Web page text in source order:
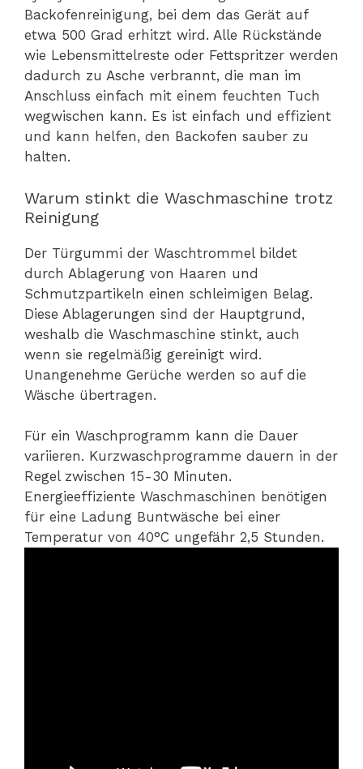
Backofenreinigung, bei dem das Gerät auf
etwa 500 Grad erhitzt wird. Alle Rückstände
wie Lebensmittelreste oder Fettspritzer werden
dadurch zu Asche verbrannt, die man im
Anschluss einfach mit einem feuchten Tuch
wegwischen kann. Es ist einfach und effizient
und kann helfen, den Backofen sauber zu
halten.
Warum stinkt die Waschmaschine trotz
Reinigung
Der Türgummi der Waschtrommel bildet
durch Ablagerung von Haaren und
Schmutzpartikeln einen schleimigen Belag.
Diese Ablagerungen sind der Hauptgrund,
weshalb die Waschmaschine stinkt, auch
wenn sie regelmäßig gereinigt wird.
Unangenehme Gerüche werden so auf die
Wäsche übertragen.
Für ein Waschprogramm kann die Dauer
variieren. Kurzwaschprogramme dauern in der
Regel zwischen 15-30 Minuten.
Energieeffiziente Waschmaschinen benötigen
für eine Ladung Buntwäsche bei einer
Temperatur von 40°C ungefähr 2,5 Stunden.